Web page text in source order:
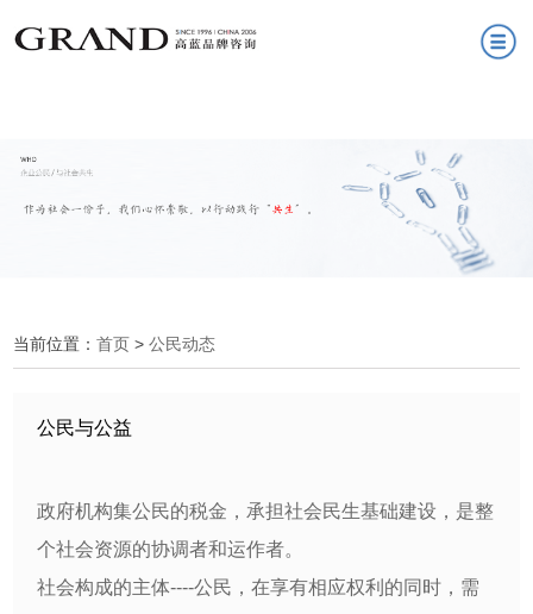
当前位置：首页 >公民动态
公民与公益
政府机构集公民的税金，承担社会民生基础建设，是整
个社会资源的协调者和运作者。
社会构成的主体----公民，在享有相应权利的同时，需